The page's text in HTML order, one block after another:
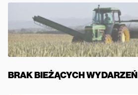
BRAK BIEŻĄCYCH WYDARZEŃ